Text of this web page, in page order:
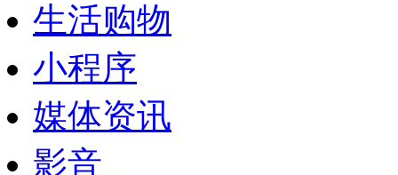
生活购物
小程序
媒体资讯
影音